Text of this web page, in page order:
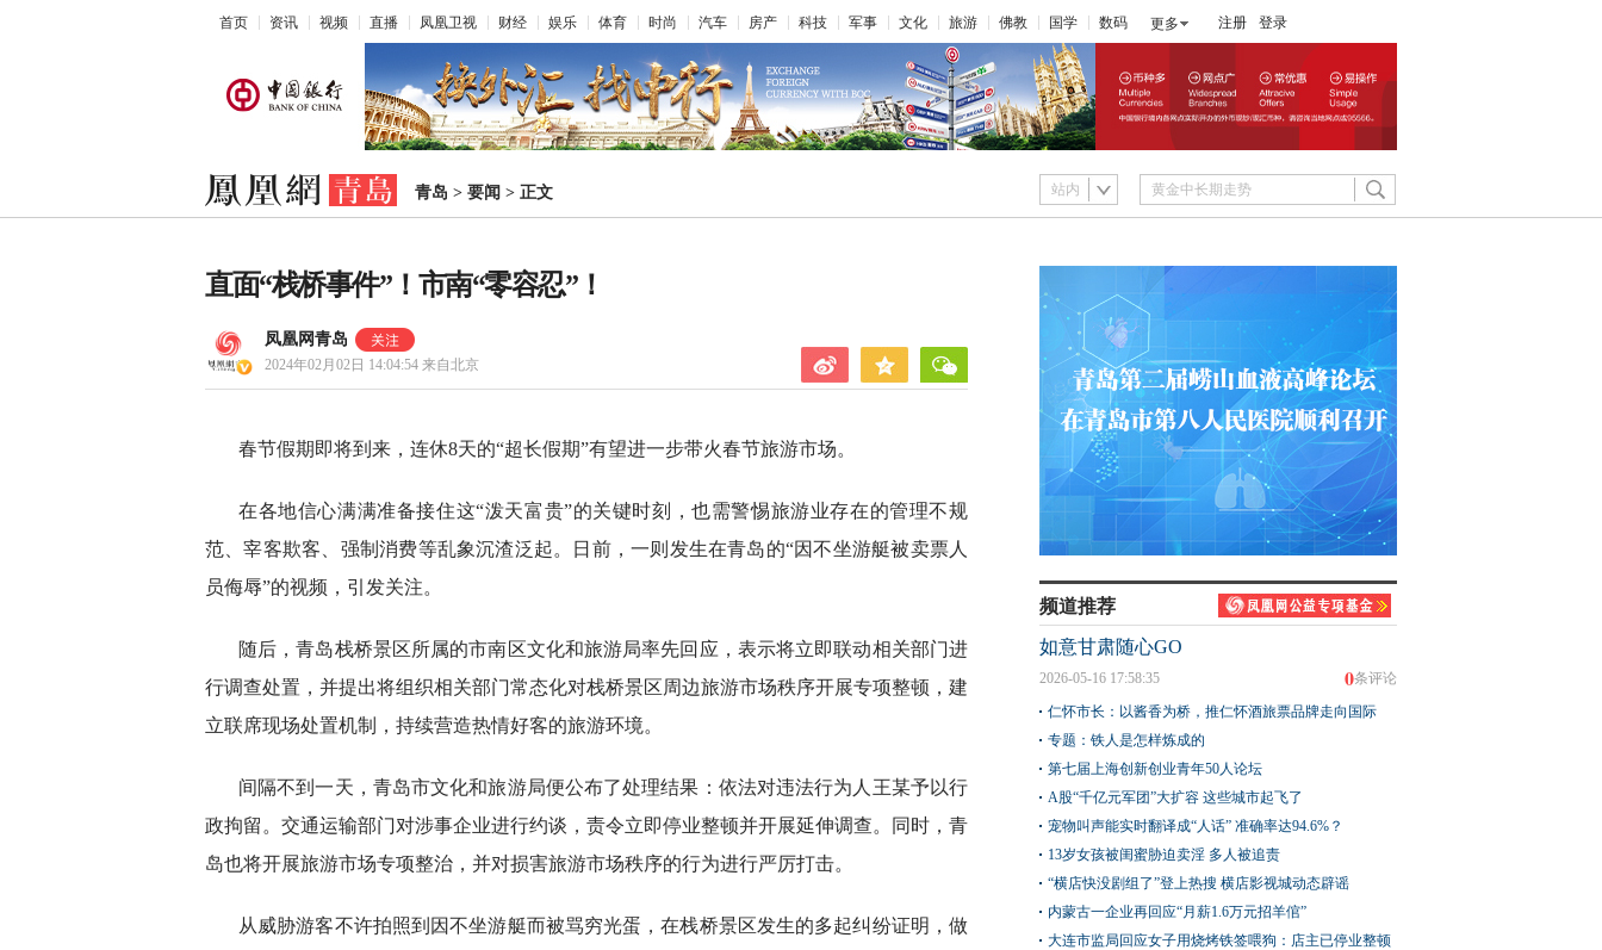
首页 资讯 视频 直播 凤凰卫视 财经 娱乐 体育 时尚 汽车 房产 科技 军事 文化 旅游 佛教 国学 数码 更多 注册 登录
青岛 > 要闻 > 正文 站内
直面“栈桥事件”！市南“零容忍”！
凤凰网青岛
2024年02月02日 14:04:54 来自北京
春节假期即将到来，连休8天的“超长假期”有望进一步带火春节旅游市场。
在各地信心满满准备接住这“泼天富贵”的关键时刻，也需警惕旅游业存在的管理不规
范、宰客欺客、强制消费等乱象沉渣泛起。日前，一则发生在青岛的“因不坐游艇被卖票人
员侮辱”的视频，引发关注。
随后，青岛栈桥景区所属的市南区文化和旅游局率先回应，表示将立即联动相关部门进
行调查处置，并提出将组织相关部门常态化对栈桥景区周边旅游市场秩序开展专项整顿，建
立联席现场处置机制，持续营造热情好客的旅游环境。
间隔不到一天，青岛市文化和旅游局便公布了处理结果：依法对违法行为人王某予以行
政拘留。交通运输部门对涉事企业进行约谈，责令立即停业整顿并开展延伸调查。同时，青
岛也将开展旅游市场专项整治，并对损害旅游市场秩序的行为进行严厉打击。
从威胁游客不许拍照到因不坐游艇而被骂穷光蛋，在栈桥景区发生的多起纠纷证明，做
频道推荐
如意甘肃随心GO
0条评论
2026-05-16 17:58:35
仁怀市长：以酱香为桥，推仁怀酒旅票品牌走向国际
专题：铁人是怎样炼成的
第七届上海创新创业青年50人论坛
A股“千亿元军团”大扩容 这些城市起飞了
宠物叫声能实时翻译成“人话” 准确率达94.6%？
13岁女孩被闺蜜胁迫卖淫 多人被追责
“横店快没剧组了”登上热搜 横店影视城动态辟谣
内蒙古一企业再回应“月薪1.6万元招羊倌”
大连市监局回应女子用烧烤铁签喂狗：店主已停业整顿